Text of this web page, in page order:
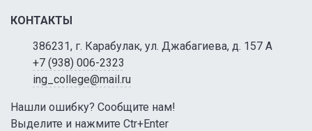
КОНТАКТЫ
386231, г. Карабулак, ул. Джабагиева, д. 157 А
+7 (938) 006-2323
ing_college@mail.ru
Нашли ошибку? Сообщите нам!
Выделите и нажмите Ctr+Enter